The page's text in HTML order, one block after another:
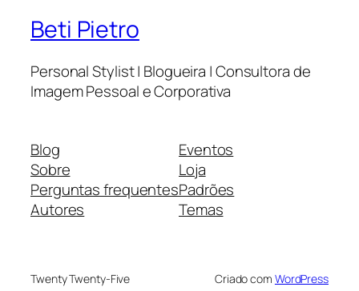
Beti Pietro
Personal Stylist | Blogueira | Consultora de
Imagem Pessoal e Corporativa
Blog
Sobre
Perguntas frequentes
Autores
Eventos
Loja
Padrões
Temas
Twenty Twenty-Five Criado com WordPress